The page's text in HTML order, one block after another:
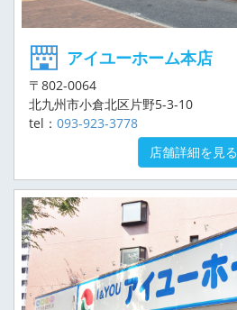
アイユーホーム本店
〒802-0064
北九州市小倉北区片野5-3-10
tel： 093-923-3778
店舗詳細を見る